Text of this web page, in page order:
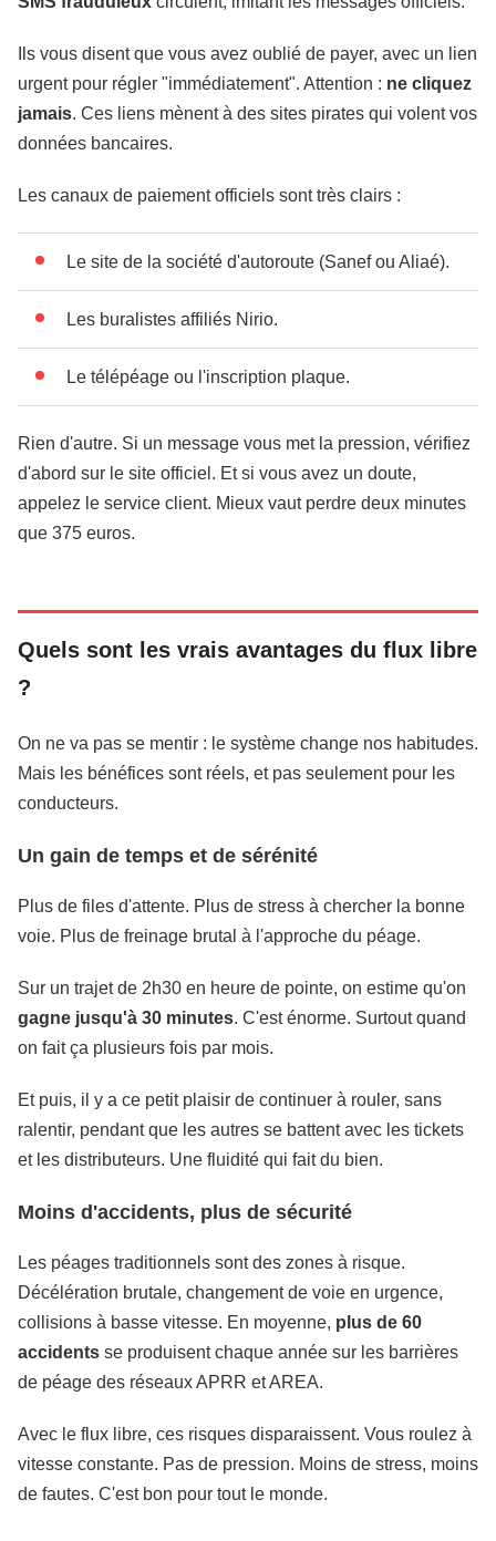
Ils vous disent que vous avez oublié de payer, avec un lien
urgent pour régler "immédiatement". Attention : ne cliquez
jamais. Ces liens mènent à des sites pirates qui volent vos
données bancaires.
Les canaux de paiement officiels sont très clairs :
Le site de la société d'autoroute (Sanef ou Aliaé).
Les buralistes affiliés Nirio.
Le télépéage ou l'inscription plaque.
Rien d'autre. Si un message vous met la pression, vérifiez
d'abord sur le site officiel. Et si vous avez un doute,
appelez le service client. Mieux vaut perdre deux minutes
que 375 euros.
Quels sont les vrais avantages du flux libre
?
On ne va pas se mentir : le système change nos habitudes.
Mais les bénéfices sont réels, et pas seulement pour les
conducteurs.
Un gain de temps et de sérénité
Plus de files d'attente. Plus de stress à chercher la bonne
voie. Plus de freinage brutal à l'approche du péage.
Sur un trajet de 2h30 en heure de pointe, on estime qu'on
gagne jusqu'à 30 minutes. C'est énorme. Surtout quand
on fait ça plusieurs fois par mois.
Et puis, il y a ce petit plaisir de continuer à rouler, sans
ralentir, pendant que les autres se battent avec les tickets
et les distributeurs. Une fluidité qui fait du bien.
Moins d'accidents, plus de sécurité
Les péages traditionnels sont des zones à risque.
Décélération brutale, changement de voie en urgence,
collisions à basse vitesse. En moyenne, plus de 60
accidents se produisent chaque année sur les barrières
de péage des réseaux APRR et AREA.
Avec le flux libre, ces risques disparaissent. Vous roulez à
vitesse constante. Pas de pression. Moins de stress, moins
de fautes. C'est bon pour tout le monde.